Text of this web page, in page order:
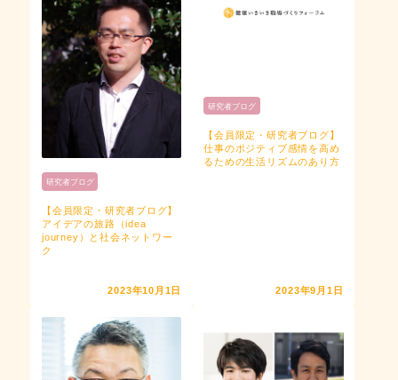
研究者ブログ
【会員限定・研究者ブログ】
アイデアの旅路（idea
journey）と社会ネットワー
ク
2023年10月1日
研究者ブログ
【会員限定・研究者ブログ】
仕事のポジティブ感情を高め
るための生活リズムのあり方
2023年9月1日